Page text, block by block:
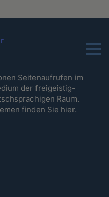
Menu
Seitenaufrufen im
der freigeistig-
Raum.
finden Sie hier.